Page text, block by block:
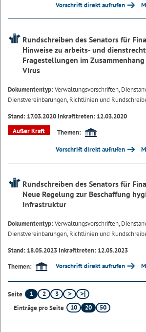
Vorschrift direkt aufrufen
Rundschreiben des Senators für
Hinweise zu arbeits- und
Fragestellungen im
Virus
Dokumententyp:Verwaltungsvorschriften,
Dienstvereinbarungen, Richtlinien und
Stand: 17.03.2020 Inkrafttreten: 12.03.2020
Außer Kraft
Themen:
Vorschrift direkt aufrufen
Rundschreiben des Senators für
Neue Regelung zur Beschaffung
Infrastruktur
Dokumententyp:Verwaltungsvorschriften,
Dienstvereinbarungen, Richtlinien und
Stand: 18.05.2023 Inkrafttreten: 12.05.2023
Themen:
Vorschrift direkt aufrufen
Seite 1 2
3
Einträge pro Seite
10 20 50